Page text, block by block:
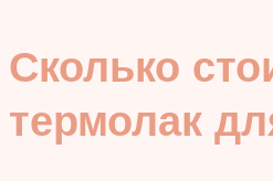
Сколько
термолак